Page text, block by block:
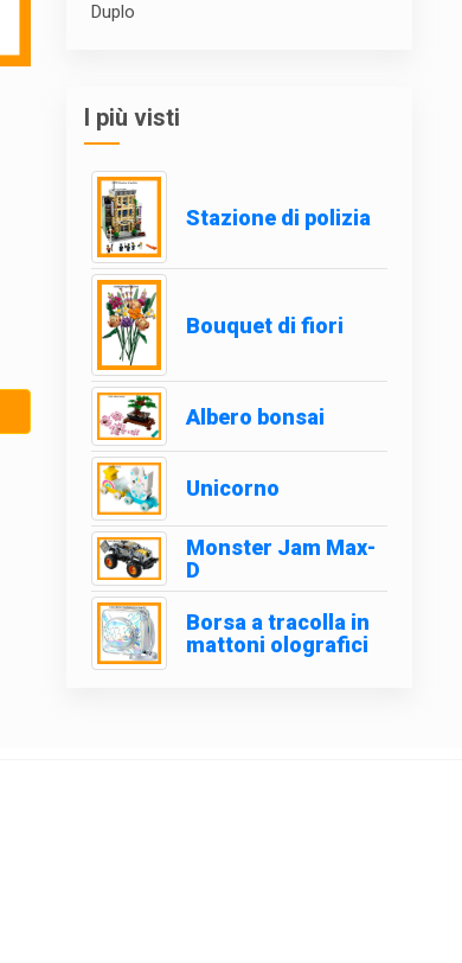
Duplo
I più visti
Stazione di polizia
Bouquet di fiori
Albero bonsai
Unicorno
Monster Jam Max-
D
Borsa a tracolla in
mattoni olografici